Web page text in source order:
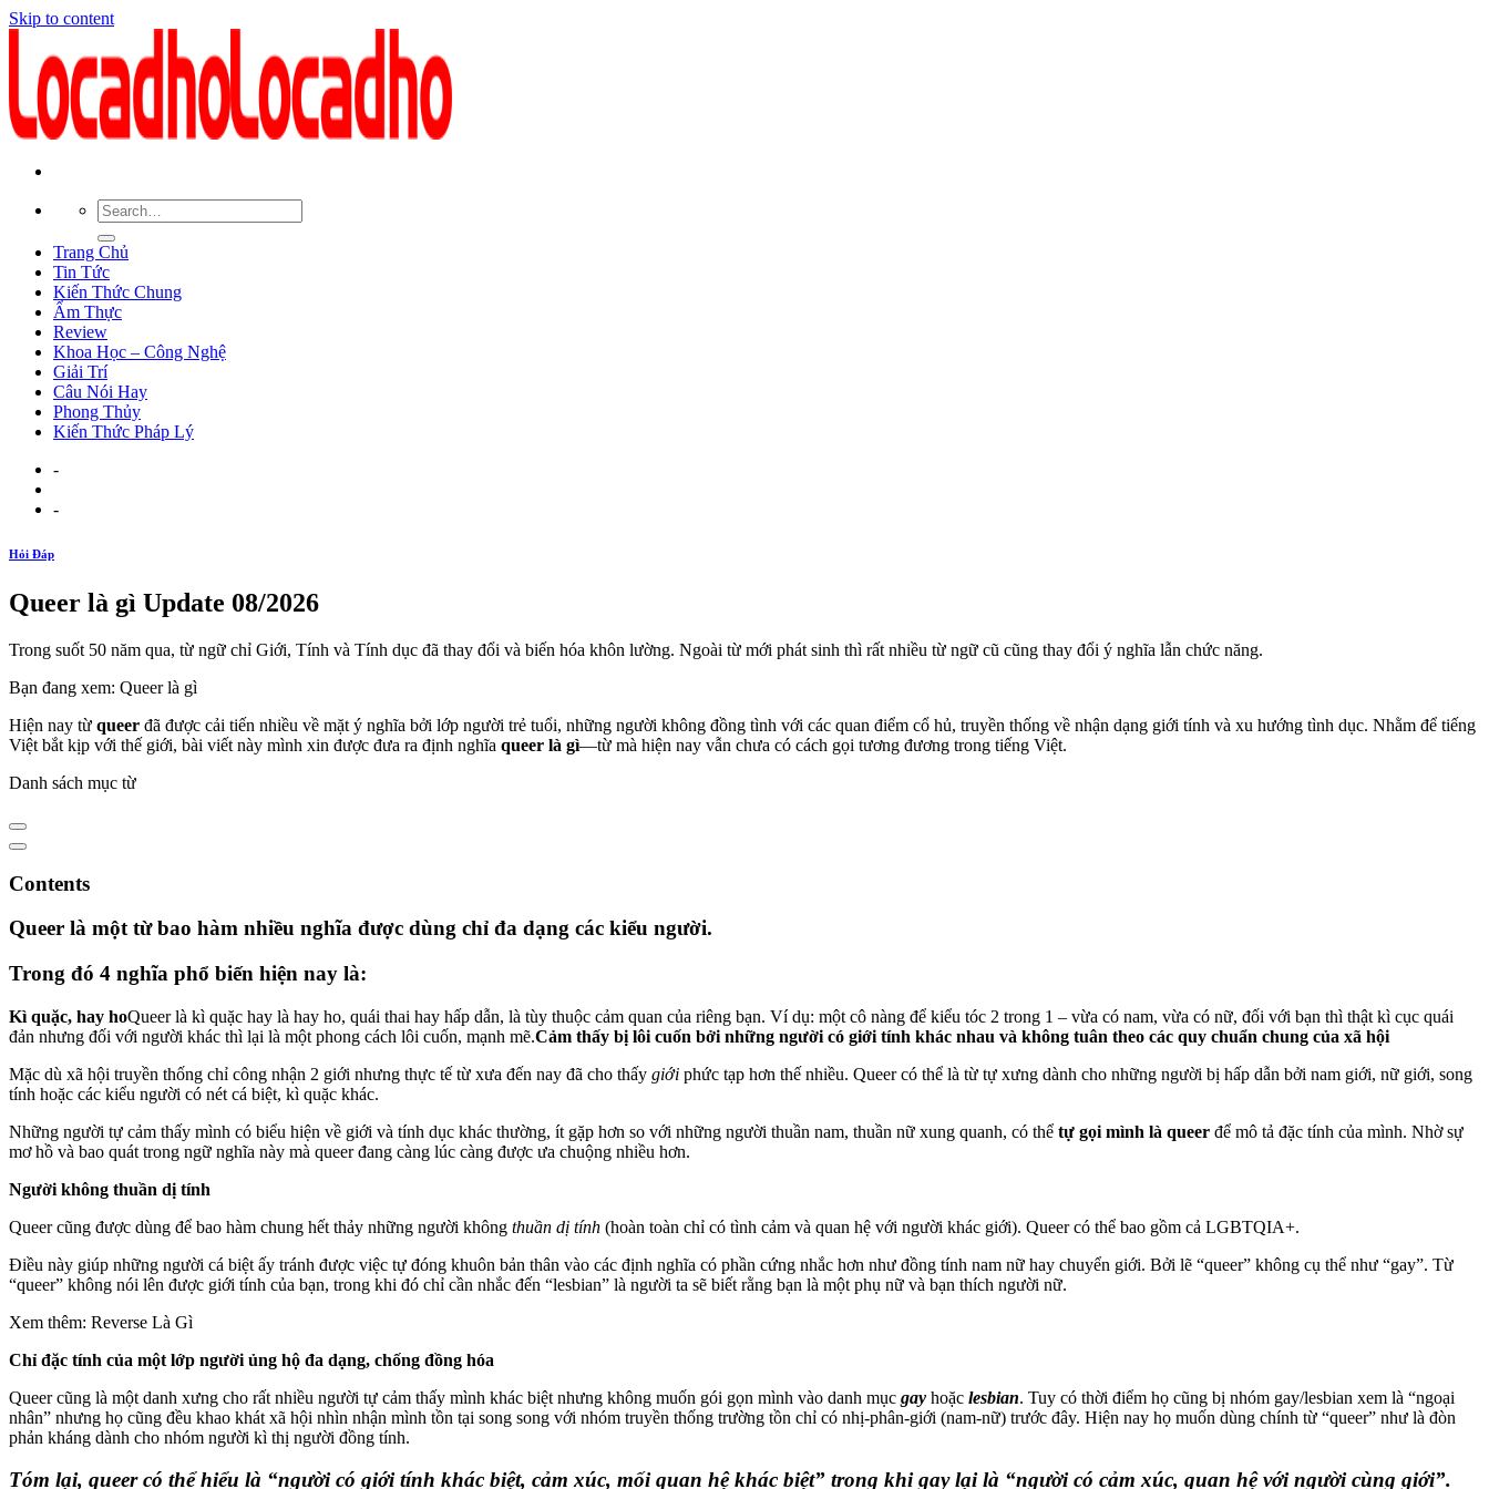
Skip to content
Trang Chủ
Tin Tức
Kiến Thức Chung
Ẩm Thực
Review
Khoa Học – Công Nghệ
Giải Trí
Câu Nói Hay
Phong Thủy
Kiến Thức Pháp Lý
-
-
Hỏi Đáp
Queer là gì Update 08/2026
Trong suốt 50 năm qua, từ ngữ chỉ Giới, Tính và Tính dục đã thay đổi và biến hóa khôn lường. Ngoài từ mới phát sinh thì rất nhiều từ ngữ cũ cũng thay đổi ý nghĩa lẫn chức năng.
Bạn đang xem: Queer là gì
Hiện nay từ queer đã được cải tiến nhiều về mặt ý nghĩa bởi lớp người trẻ tuổi, những người không đồng tình với các quan điểm cổ hủ, truyền thống về nhận dạng giới tính và xu hướng tình dục. Nhằm để tiếng
Việt bắt kịp với thế giới, bài viết này mình xin được đưa ra định nghĩa queer là gì—từ mà hiện nay vẫn chưa có cách gọi tương đương trong tiếng Việt.
Danh sách mục từ
Contents
Queer là một từ bao hàm nhiều nghĩa được dùng chỉ đa dạng các kiểu người.
Trong đó 4 nghĩa phổ biến hiện nay là:
Kì quặc, hay hoQueer là kì quặc hay là hay ho, quái thai hay hấp dẫn, là tùy thuộc cảm quan của riêng bạn. Ví dụ: một cô nàng để kiểu tóc 2 trong 1 – vừa có nam, vừa có nữ, đối với bạn thì thật kì cục quái
đản nhưng đối với người khác thì lại là một phong cách lôi cuốn, mạnh mẽ.Cảm thấy bị lôi cuốn bởi những người có giới tính khác nhau và không tuân theo các quy chuẩn chung của xã hội
Mặc dù xã hội truyền thống chỉ công nhận 2 giới nhưng thực tế từ xưa đến nay đã cho thấy giới phức tạp hơn thế nhiều. Queer có thể là từ tự xưng dành cho những người bị hấp dẫn bởi nam giới, nữ giới, song
tính hoặc các kiểu người có nét cá biệt, kì quặc khác.
Những người tự cảm thấy mình có biểu hiện về giới và tính dục khác thường, ít gặp hơn so với những người thuần nam, thuần nữ xung quanh, có thể tự gọi mình là queer để mô tả đặc tính của mình. Nhờ sự
mơ hồ và bao quát trong ngữ nghĩa này mà queer đang càng lúc càng được ưa chuộng nhiều hơn.
Người không thuần dị tính
Queer cũng được dùng để bao hàm chung hết thảy những người không thuần dị tính (hoàn toàn chỉ có tình cảm và quan hệ với người khác giới). Queer có thể bao gồm cả LGBTQIA+.
Điều này giúp những người cá biệt ấy tránh được việc tự đóng khuôn bản thân vào các định nghĩa có phần cứng nhắc hơn như đồng tính nam nữ hay chuyển giới. Bởi lẽ “queer” không cụ thể như “gay”. Từ
“queer” không nói lên được giới tính của bạn, trong khi đó chỉ cần nhắc đến “lesbian” là người ta sẽ biết rằng bạn là một phụ nữ và bạn thích người nữ.
Xem thêm: Reverse Là Gì
Chỉ đặc tính của một lớp người ủng hộ đa dạng, chống đồng hóa
Queer cũng là một danh xưng cho rất nhiều người tự cảm thấy mình khác biệt nhưng không muốn gói gọn mình vào danh mục gay hoặc lesbian. Tuy có thời điểm họ cũng bị nhóm gay/lesbian xem là “ngoại
nhân” nhưng họ cũng đều khao khát xã hội nhìn nhận mình tồn tại song song với nhóm truyền thống trường tồn chỉ có nhị-phân-giới (nam-nữ) trước đây. Hiện nay họ muốn dùng chính từ “queer” như là đòn
phản kháng dành cho nhóm người kì thị người đồng tính.
Tóm lại, queercó thể hiểu là “người có giới tính khác biệt, cảm xúc, mối quan hệ khác biệt” trong khigaylại là “người có cảm xúc, quan hệ với người cùng giới”.